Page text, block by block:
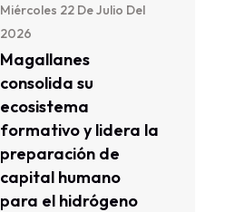
Miércoles 22 De Julio Del
2026
Magallanes
consolida su
ecosistema
formativo y lidera la
preparación de
capital humano
para el hidrógeno